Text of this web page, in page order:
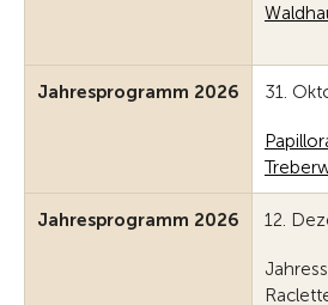
Jahresprogramm 2026 31.
Jahresprogramm 2026 12.